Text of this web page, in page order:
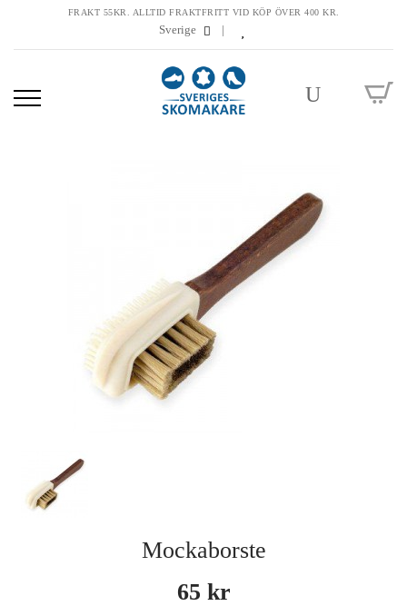
FRAKT 55KR. ALLTID FRAKTFRITT VID KÖP ÖVER 400 KR.
Sverige
Mockaborste
65 kr